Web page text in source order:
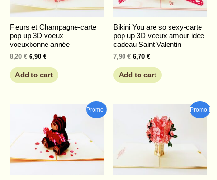
Fleurs et Champagne-carte
pop up 3D voeux
voeuxbonne année
8,20€ 6,90 €
Add to cart
Bikini You are so sexy-carte
pop up 3D voeux amour idee
cadeau Saint Valentin
7,90€ 6,70 €
Add to cart
Promo !
8,20 €.
price
is:
6,90 €.
Promo !
7,90 €.
price
is:
6,70 €.